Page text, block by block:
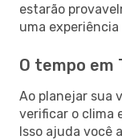
estarão
uma
O tempo em
Ao planejar sua
verificar o clima
Isso ajuda você